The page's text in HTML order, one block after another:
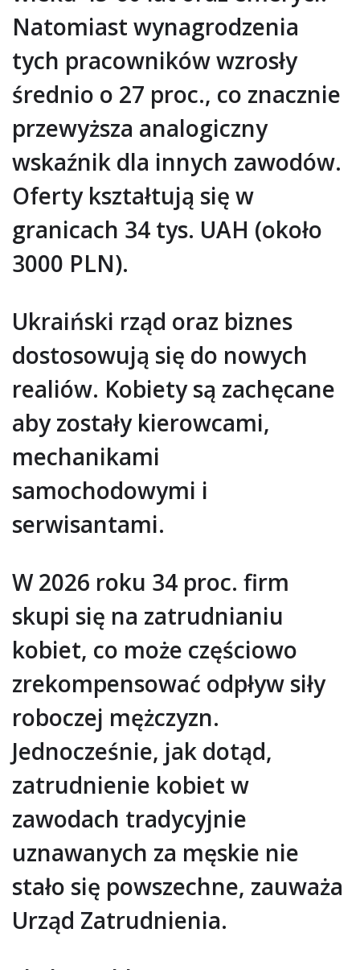
Natomiast wynagrodzenia
tych pracowników wzrosły
średnio o 27 proc., co znacznie
przewyższa analogiczny
wskaźnik dla innych zawodów.
Oferty kształtują się w
granicach 34 tys. UAH (około
3000 PLN).
Ukraiński rząd oraz biznes
dostosowują się do nowych
realiów. Kobiety są zachęcane
aby zostały kierowcami,
mechanikami
samochodowymi i
serwisantami.
W 2026 roku 34 proc. firm
skupi się na zatrudnianiu
kobiet, co może częściowo
zrekompensować odpływ siły
roboczej mężczyzn.
Jednocześnie, jak dotąd,
zatrudnienie kobiet w
zawodach tradycyjnie
uznawanych za męskie nie
stało się powszechne, zauważa
Urząd Zatrudnienia.